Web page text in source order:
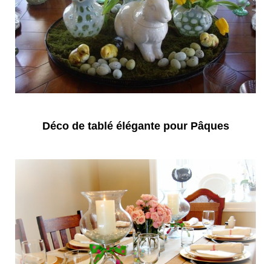
Déco de tablé élégante pour Pâques